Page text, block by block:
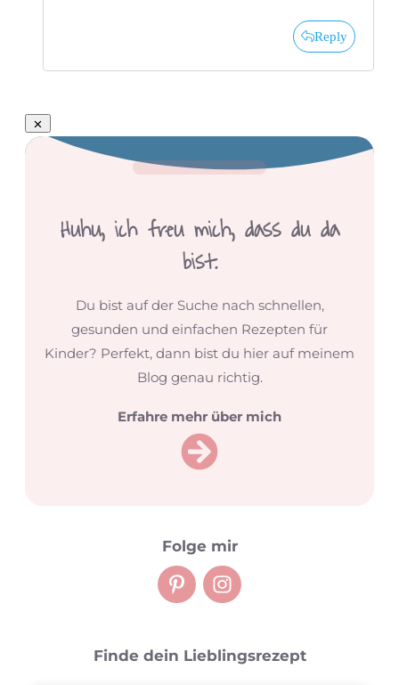
Reply
Huhu,ich freu mich, dass du da
bist.
Du bist auf der Suche nach schnellen,
gesunden und einfachen Rezepten für
Kinder? Perfekt, dann bist du hier auf meinem
Blog genau richtig.
Erfahre mehr über mich
Folge mir
Finde dein Lieblingsrezept